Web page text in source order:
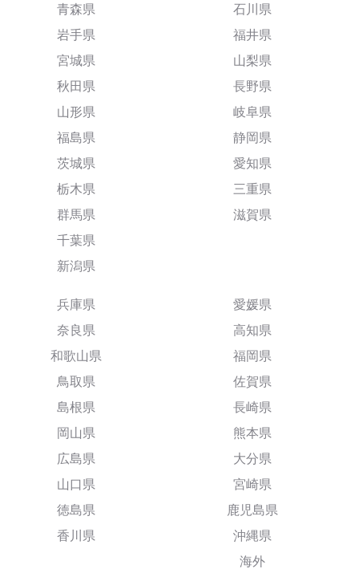
青森県
岩手県
宮城県
秋田県
山形県
福島県
茨城県
栃木県
群馬県
千葉県
新潟県
石川県
福井県
山梨県
長野県
岐阜県
静岡県
愛知県
三重県
滋賀県
兵庫県
奈良県
和歌山県
鳥取県
島根県
岡山県
広島県
山口県
徳島県
香川県
愛媛県
高知県
福岡県
佐賀県
長崎県
熊本県
大分県
宮崎県
鹿児島県
沖縄県
海外